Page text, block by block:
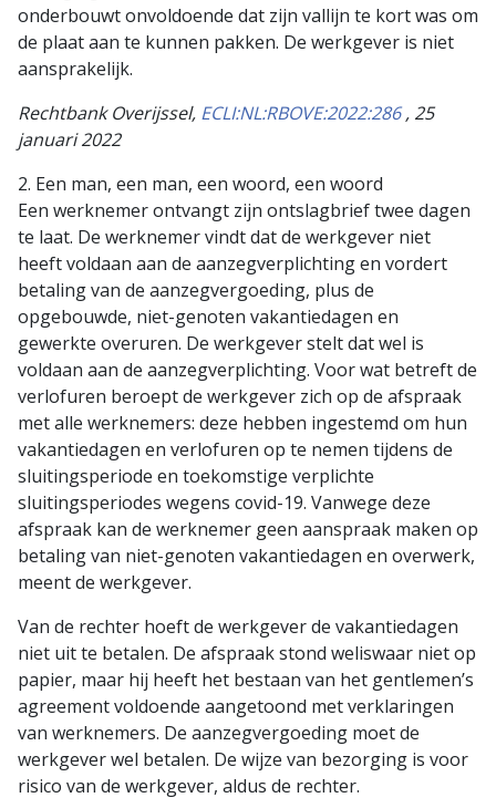
onderbouwt onvoldoende dat zijn vallijn te kort was om
de plaat aan te kunnen pakken. De werkgever is niet
aansprakelijk.
Rechtbank Overijssel, ECLI:NL:RBOVE:2022:286, 25
januari 2022
2. Een man, een man, een woord, een woord
Een werknemer ontvangt zijn ontslagbrief twee dagen
te laat. De werknemer vindt dat de werkgever niet
heeft voldaan aan de aanzegverplichting en vordert
betaling van de aanzegvergoeding, plus de
opgebouwde, niet-genoten vakantiedagen en
gewerkte overuren. De werkgever stelt dat wel is
voldaan aan de aanzegverplichting. Voor wat betreft de
verlofuren beroept de werkgever zich op de afspraak
met alle werknemers: deze hebben ingestemd om hun
vakantiedagen en verlofuren op te nemen tijdens de
sluitingsperiode en toekomstige verplichte
sluitingsperiodes wegens covid-19. Vanwege deze
afspraak kan de werknemer geen aanspraak maken op
betaling van niet-genoten vakantiedagen en overwerk,
meent de werkgever.
Van de rechter hoeft de werkgever de vakantiedagen
niet uit te betalen. De afspraak stond weliswaar niet op
papier, maar hij heeft het bestaan van het gentlemen’s
agreement voldoende aangetoond met verklaringen
van werknemers. De aanzegvergoeding moet de
werkgever wel betalen. De wijze van bezorging is voor
risico van de werkgever, aldus de rechter.